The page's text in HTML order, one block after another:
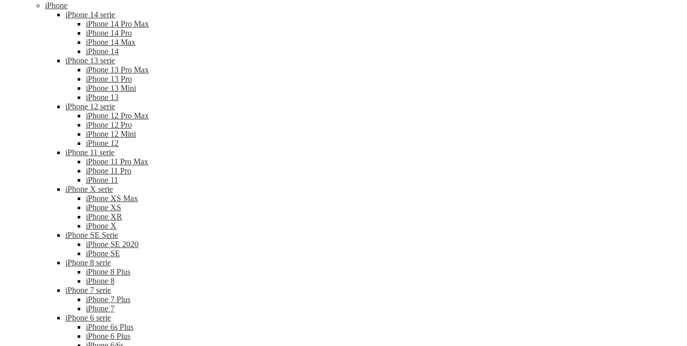
iPhone
iPhone 14 serie
iPhone 14 Pro Max
iPhone 14 Pro
iPhone 14 Max
iPhone 14
iPhone 13 serie
iPhone 13 Pro Max
iPhone 13 Pro
iPhone 13 Mini
iPhone 13
iPhone 12 serie
iPhone 12 Pro Max
iPhone 12 Pro
iPhone 12 Mini
iPhone 12
iPhone 11 serie
iPhone 11 Pro Max
iPhone 11 Pro
iPhone 11
iPhone X serie
iPhone XS Max
iPhone XS
iPhone XR
iPhone X
iPhone SE Serie
iPhone SE 2020
iPhone SE
iPhone 8 serie
iPhone 8 Plus
iPhone 8
iPhone 7 serie
iPhone 7 Plus
iPhone 7
iPhone 6 serie
iPhone 6s Plus
iPhone 6 Plus